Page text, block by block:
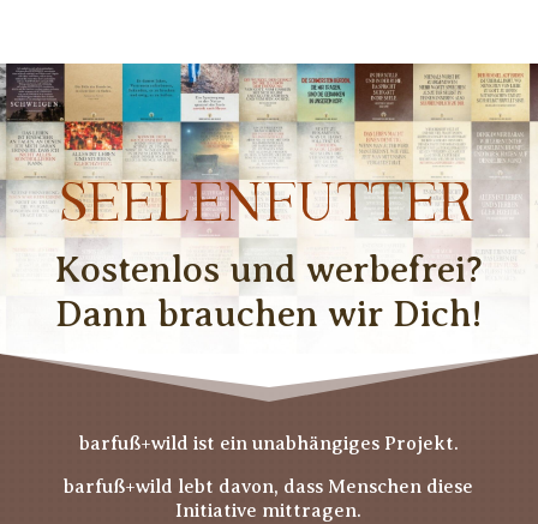
SEELENFUTTER
Kostenlos und werbefrei?
Dann brauchen wir Dich!
barfuß+wild ist ein unabhängiges Projekt.
barfuß+wild lebt davon, dass Menschen diese
Initiative mittragen.